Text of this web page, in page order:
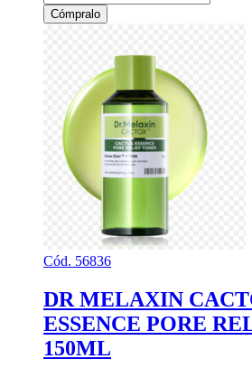
Cómpralo
Cód. 56836
DR MELAXIN
ESSENCE PORE
150ML